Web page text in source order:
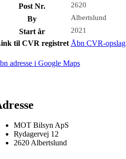
Post Nr. 2620
By Albertslund
Start år 2021
til CVR registret Åbn CVR-opslag
adresse i Google Maps
MOT Bilsyn ApS
Rydagervej 12
2620 Albertslund